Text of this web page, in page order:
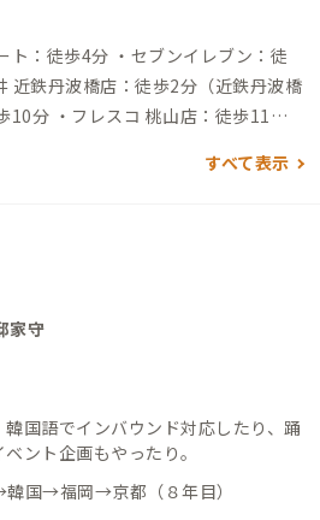
ト：徒歩4分 ・セブンイレブン：徒
10分 ・フレスコ 桃山店：徒歩11分
分（豚骨ラーメン） ・コメダ珈琲店
・ドトールコーヒーショップ 伏見桃
テーキ＆カフェ BAL ぼーく：徒歩1
夜やっていて雰囲気良） ・かつ廣
らのとんかつ屋さん、スタッフさん
ンマルクカフェ 京都伏見桃山店：徒
模で考えろ 伏見本店：徒歩17分
すめ、お昼時は行列も。肉ちょい
徒歩3分
すべて表示
家守
韓国語でインバウンド対応したり、踊
ント企画もやったり。
国→福岡→京都（８年目）